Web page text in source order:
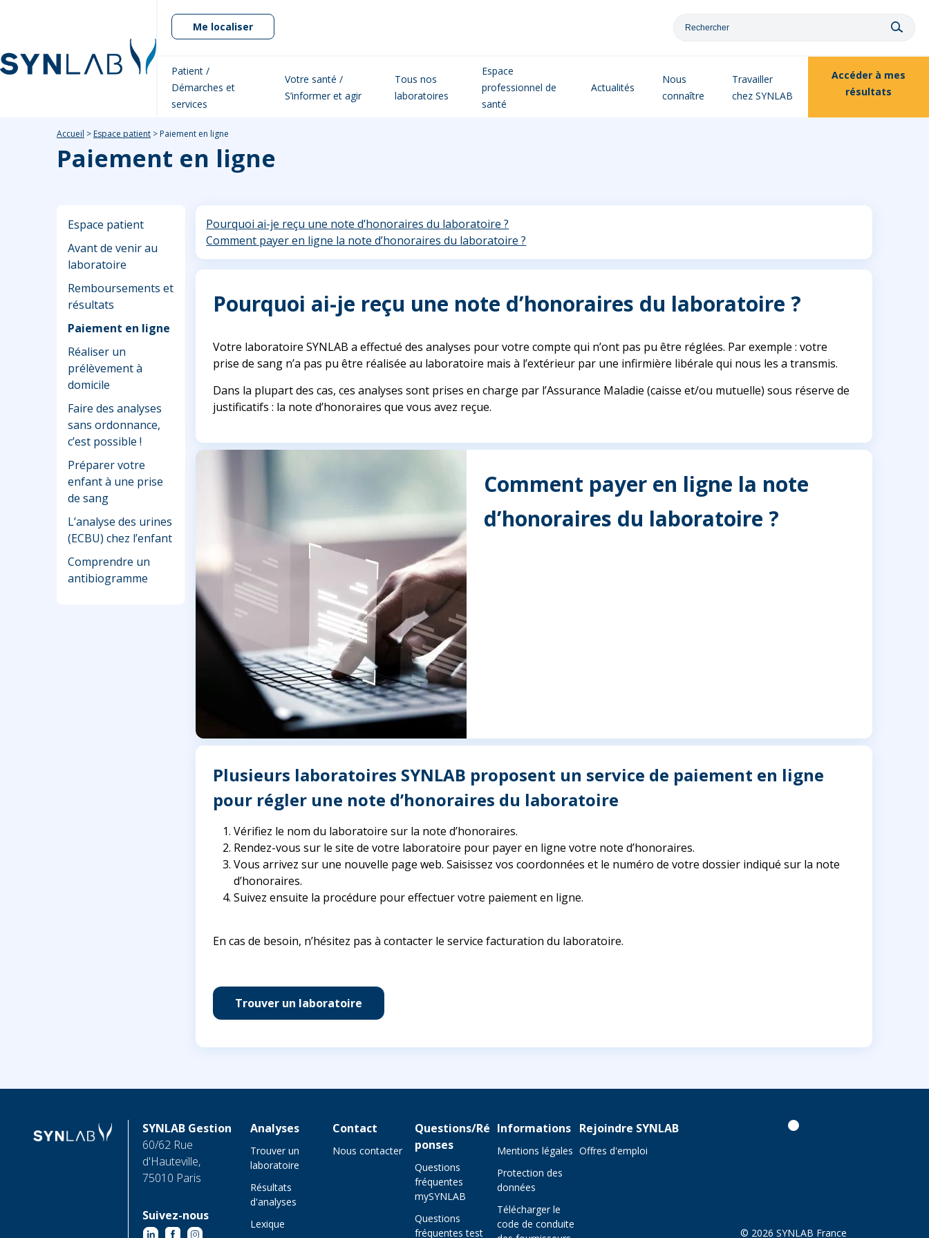
Me localiser
Patient /
Démarches et
services
Votre santé /
S’informer et agir
Tous nos
laboratoires
Espace
professionnel de
santé
Actualités
Nous
connaître
Travailler
chez SYNLAB
Accéder à mes
résultats
Accueil > Espace patient > Paiement en ligne
Paiement en ligne
Espace patient
Avant de venir au
laboratoire
Remboursements et
résultats
Paiement en ligne
Réaliser un
prélèvement à
domicile
Faire des analyses
sans ordonnance,
c’est possible !
Préparer votre
enfant à une prise
de sang
L’analyse des urines
(ECBU) chez l’enfant
Comprendre un
antibiogramme
Pourquoi ai-je reçu une note d’honoraires du laboratoire ?
Comment payer en ligne la note d’honoraires du laboratoire ?
Pourquoi ai-je reçu une note d’honoraires du laboratoire ?
Votre laboratoire SYNLAB a effectué des analyses pour votre compte qui n’ont pas pu être réglées. Par exemple : votre
prise de sang n’a pas pu être réalisée au laboratoire mais à l’extérieur par une infirmière libérale qui nous les a transmis.
Dans la plupart des cas, ces analyses sont prises en charge par l’Assurance Maladie (caisse et/ou mutuelle) sous réserve de
justificatifs : la note d’honoraires que vous avez reçue.
Comment payer en ligne la note
d’honoraires du laboratoire ?
Plusieurs laboratoires SYNLAB proposent un service de paiement en ligne
pour régler une note d’honoraires du laboratoire
Vérifiez le nom du laboratoire sur la note d’honoraires.
Rendez-vous sur le site de votre laboratoire pour payer en ligne votre note d’honoraires.
Vous arrivez sur une nouvelle page web. Saisissez vos coordonnées et le numéro de votre dossier indiqué sur la note
d’honoraires.
Suivez ensuite la procédure pour effectuer votre paiement en ligne.
En cas de besoin, n’hésitez pas à contacter le service facturation du laboratoire.
Trouver un laboratoire
SYNLAB Gestion
60/62 Rue
d'Hauteville,
75010 Paris
Suivez-nous
Analyses
Trouver un
laboratoire
Résultats
d'analyses
Lexique
Contact
Nous contacter
Questions/Ré
ponses
Questions
fréquentes
mySYNLAB
Questions
fréquentes test
Informations
Mentions légales
Protection des
données
Télécharger le
code de conduite
Rejoindre SYNLAB
Offres d'emploi
© 2026 SYNLAB France